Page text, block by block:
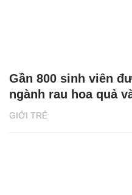
GIỚI TRẺ
Gần 800 sinh viên
ngành rau hoa quả